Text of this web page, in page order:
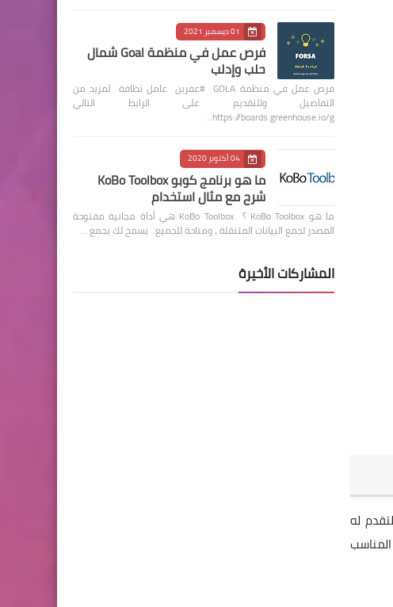
له
01 ديسمبر 2021
فرص عمل في منظمة Goal شمال
حلب وإدلب
فرص عمل في منظمة GOLA #عفرين عامل نظافة لمزيد من
التفاصيل وللتقديم على الرابط التالي
https://boards.greenhouse.io/g…
04 أكتوبر 2020
ما هو برنامج كوبو KoBo Toolbox
شرح مع مثال استخدام
ما هو KoBo Toolbox ؟ KoBo Toolbox هي أداة مجانية مفتوحة
المصدر لجمع البيانات المتنقلة ، ومتاحة للجميع. يسمح لك بجمع …
المشاركات الأخيرة